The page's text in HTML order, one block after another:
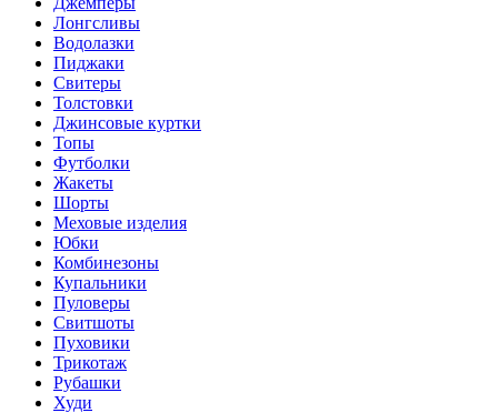
Лонгсливы
Водолазки
Пиджаки
Свитеры
Толстовки
Джинсовые куртки
Топы
Футболки
Жакеты
Шорты
Меховые изделия
Юбки
Комбинезоны
Купальники
Пуловеры
Свитшоты
Пуховики
Трикотаж
Рубашки
Худи